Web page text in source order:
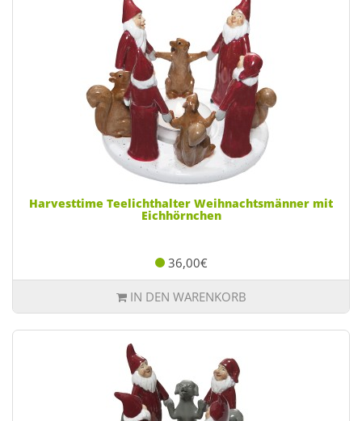
Harvesttime Teelichthalter Weihnachtsmänner mit
Eichhörnchen
36,00€
IN DEN WARENKORB